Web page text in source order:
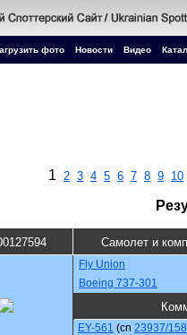
фото Новости Видео
1 2 3 4 5 6 7 8 9 10
Самолет и
Fly Union
Boeing 737-301
EY-561 (cn 23937/